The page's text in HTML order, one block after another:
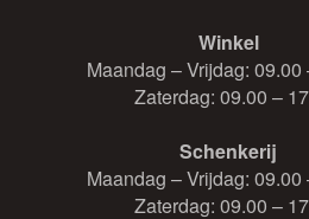
Winkel
Maandag – Vrijdag: 09.00
Zaterdag: 09.00 –
Schenkerij
Maandag – Vrijdag: 09.00
Zaterdag: 09.00 –